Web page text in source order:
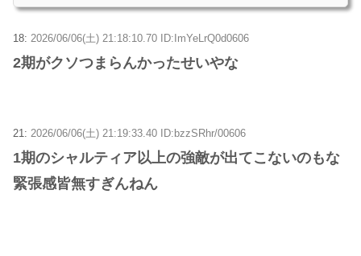
18: 2026/06/06(土) 21:18:10.70 ID:ImYeLrQ0d0606
2期がクソつまらんかったせいやな
21: 2026/06/06(土) 21:19:33.40 ID:bzzSRhr/00606
1期のシャルティア以上の強敵が出てこないのもな
緊張感皆無すぎんねん